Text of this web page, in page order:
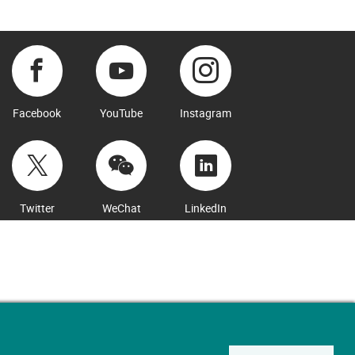
Facebook YouTube Instagram
Twitter WeChat LinkedIn